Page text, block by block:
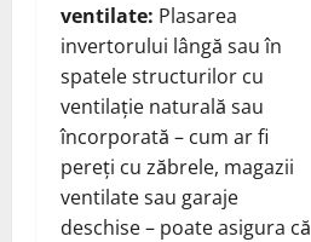
ventilate: Plasarea
invertorului lângă sau în
spatele structurilor cu
ventilație naturală sau
încorporată – cum ar fi
pereți cu zăbrele, magazii
ventilate sau garaje
deschise – poate asigura că